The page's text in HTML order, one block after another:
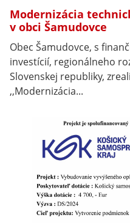
Modernizácia
v obci Šamudovce
Obec Šamudovce, s
investícií, regionálneho
Slovenskej republiky,
,,Modernizácia...